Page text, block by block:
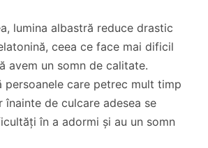
lumina albastră reduce drastic
ceea ce face mai dificil
avem un somn de calitate.
persoanele care petrec mult timp
înainte de culcare adesea se
în a adormi și au un somn